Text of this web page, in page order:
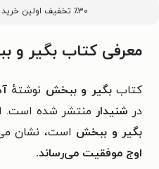
٪۳۰ تخفیف اولین خرید کتاب با کد
معرفی کتاب بگیر و
کتاببگیر و ببخش نوشتهٔ
در شنیدار منتشر شده است.
بگیر و ببخش است، نشان
اوج موفقیت می‌رساند.